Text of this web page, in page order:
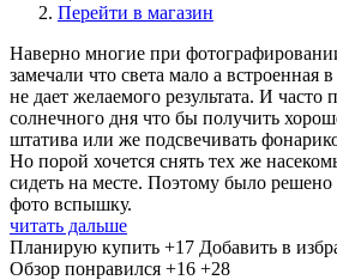
Перейти в магазин
Наверно многие при
замечали что света мало а встроенная
не дает желаемого результата. И часто
солнечного дня что бы получить
штатива или же подсвечивать
Но порой хочется снять тех же
сидеть на месте. Поэтому было
фото вспышку.
читать дальше
Планирую купить +17 Добавить в
Обзор понравился +16 +28